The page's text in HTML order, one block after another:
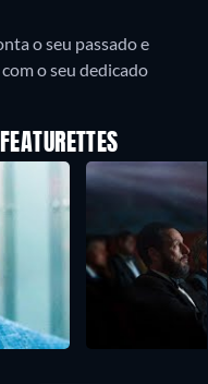
o seu passado e
o seu dedicado